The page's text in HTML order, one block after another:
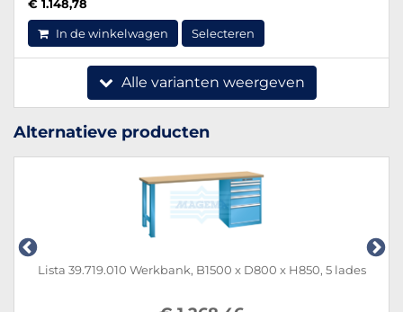
€ 1.148,78
In de winkelwagen Selecteren
Alle varianten weergeven
Alternatieve producten
Lista 39.719.010 Werkbank, B1500 x D800 x H850, 5 lades